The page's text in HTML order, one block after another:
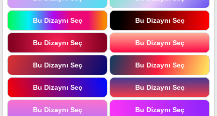
Bu Dizaynı Seç Bu Dizaynı Seç
Bu Dizaynı Seç Bu Dizaynı Seç
Bu Dizaynı Seç Bu Dizaynı Seç
Bu Dizaynı Seç Bu Dizaynı Seç
Bu Dizaynı Seç Bu Dizaynı Seç